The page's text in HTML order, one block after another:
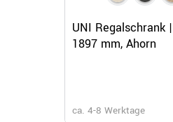
UNI Regalschrank
1897 mm, Ahorn
ca. 4-8 Werktage